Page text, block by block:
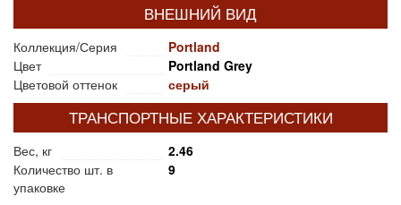
ВНЕШНИЙ ВИД
Коллекция/Серия
Portland
Цвет
Portland Grey
Цветовой оттенок
серый
ТРАНСПОРТНЫЕ ХАРАКТЕРИСТИКИ
Вес, кг
2.46
Количество шт. в
упаковке
9